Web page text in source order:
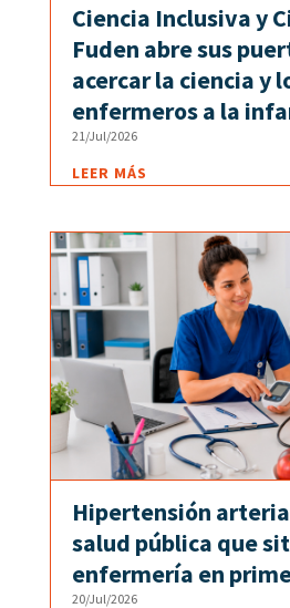
Ciencia Inclusiva y
Fuden abre sus
acercar la ciencia y
enfermeros a la
21/Jul/2026
LEER MÁS
Hipertensión
salud pública que
enfermería en
20/Jul/2026